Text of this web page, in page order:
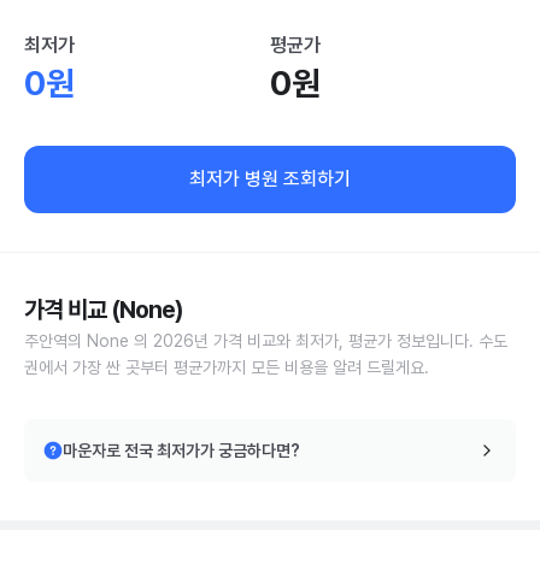
최저가
0원
평균가
0원
최저가 병원 조회하기
가격 비교 (None)
주안역의 None 의 2026년 가격 비교와 최저가, 평균가 정보입니다. 수도
권에서 가장 싼 곳부터 평균가까지 모든 비용을 알려 드릴게요.
마운자로 전국 최저가가 궁금하다면?